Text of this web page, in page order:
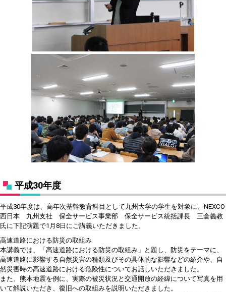
平成30年度
平成30年度は、 高年次基幹教育科目として九州大学の学生を対象に、NEXCO
西日本 九州支社 保全サービス事業部 保全サービス統括課長 三倉義教
氏に下記演題で1月8日にご講義いただきました。
高速道路における防災の取組み
本講義では、「高速道路における防災の取組み」と題し、防災をテーマに、
高速道路に影響する自然災害の種類及びその具体的な影響などの紹介や、自
然災害時の高速道路における危険性についてお話しいただきました。
また、熊本地震を例に、実際の被災状況と交通開放の経緯について写真を用
いて解説いただき、復旧への取組みを説明いただきました。